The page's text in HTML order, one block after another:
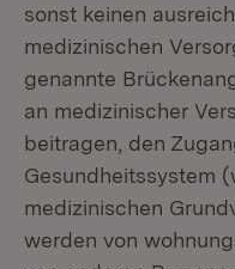
sonst keinen
medizinischen
genannte
an medizinischer
beitragen, den
Gesundheitssystem
medizinischen
werden von